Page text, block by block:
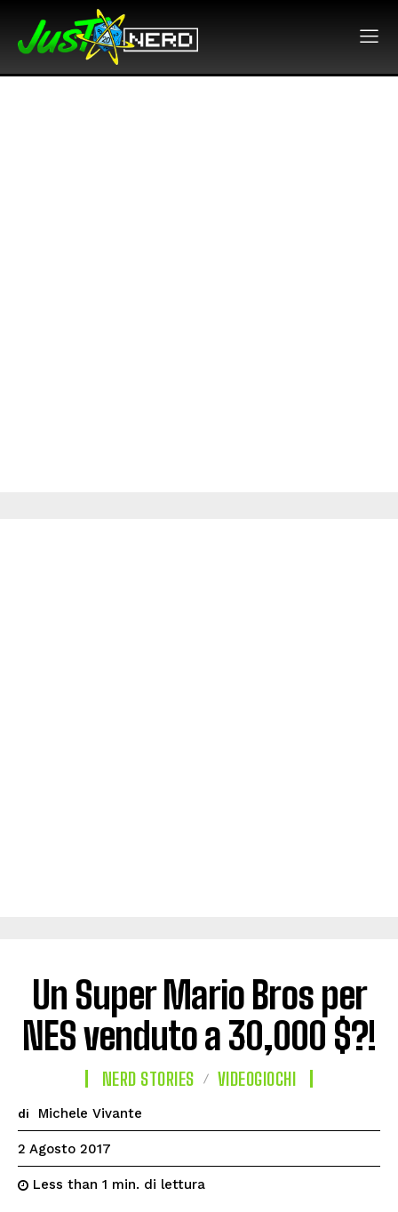
Un Super Mario Bros per
NES venduto a 30,000 $?!
NERD STORIES VIDEOGIOCHI
di Michele Vivante
2 Agosto 2017
Less than 1 min. di lettura